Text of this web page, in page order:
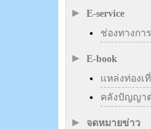
E-service
ช่องทางกา
E-book
แหล่งท่องเ
คลังปัญญา
จดหมายข่าว